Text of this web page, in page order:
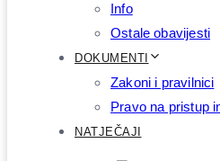
Info
Ostale obavijesti
DOKUMENTI
Zakoni i pravilnici
Pravo na pristup
NATJEČAJI